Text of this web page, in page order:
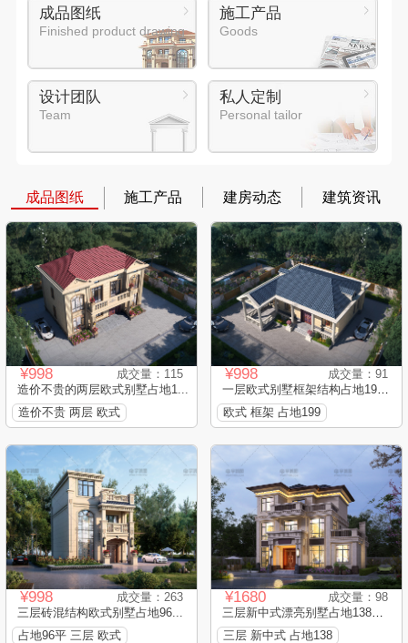
成品图纸
Finished product drawing
施工产品
Goods
设计团队
Team
私人定制
Personal tailor
成品图纸 施工产品 建房动态 建筑资讯
¥998
成交量：115
造价不贵的两层欧式别墅占地1...
造价不贵 两层 欧式
¥998
成交量：91
一层欧式别墅框架结构占地199...
欧式 框架 占地199
¥998
成交量：263
三层砖混结构欧式别墅占地96...
占地96平 三层 欧式
¥1680
成交量：98
三层新中式漂亮别墅占地138平...
三层 新中式 占地138